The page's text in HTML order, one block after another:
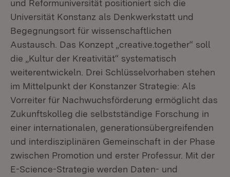
und Reformuniversität positioniert sich die
Universität Konstanz als Denkwerkstatt und
Begegnungsort für wissenschaftlichen
Austausch. Das Konzept „creative.together“ soll
die „Kultur der Kreativität“ systematisch
weiterentwickeln. Drei Schlüsselvorhaben stehen
im Mittelpunkt der Konstanzer Strategie: Als
Vorreiter für Nachwuchsförderung ermöglicht das
Zukunftskolleg die selbstständige Forschung in
einer internationalen, generationsübergreifenden
und interdisziplinären Gemeinschaft in der Phase
zwischen Promotion und erster Professur. Mit der
E-Science-Strategie werden Daten- und